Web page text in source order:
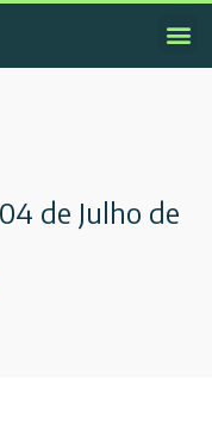
de Julho de